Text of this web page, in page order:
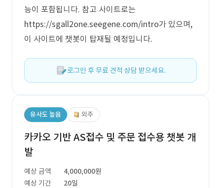
능이 포함됩니다. 참고 사이트로는
https://sgall2one.seegene.com/intro가 있으며,
이 사이트에 챗봇이 탑재될 예정입니다.
로그인 후 무료 견적 상담 받으세요.
유사도 높음 외주
카카오 기반 AS접수 및 주문 접수용 챗봇 개
발
예상 금액
4,000,000원
예상 기간
20일